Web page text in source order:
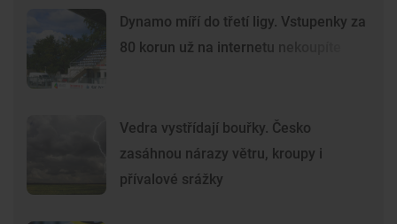
Dynamo míří do třetí ligy. Vstupenky za
80 korun už na internetu nekoupíte
Vedra vystřídají bouřky. Česko
zasáhnou nárazy větru, kroupy i
přívalové srážky